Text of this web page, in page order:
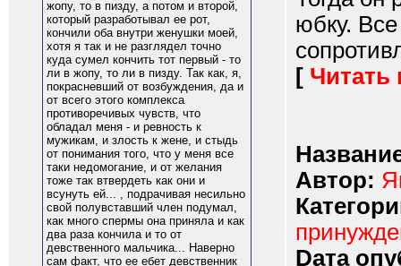
жопу, то в пизду, а потом и второй,
который разработывал ее рот,
кончили оба внутри женушки моей,
хотя я так и не разглядел точно
куда сумел кончить тот первый - то
ли в жопу, то ли в пизду. Так как, я,
покрасневший от возбуждения, да и
от всего этого комплекса
противоречивых чувств, что
обладал меня - и ревность к
мужикам, и злость к жене, и стыдь
от понимания того, что у меня все
таки недомогание, и от желания
тоже так втвердеть как они и
всунуть ей... , подрачивая несильно
свой полувставший член подумал,
как много спермы она приняла и как
два раза кончила и то от
девственного мальчика... Наверно
сам факт, что ее ебет девственник
юбку.
[ Читать
Автор:
Dата